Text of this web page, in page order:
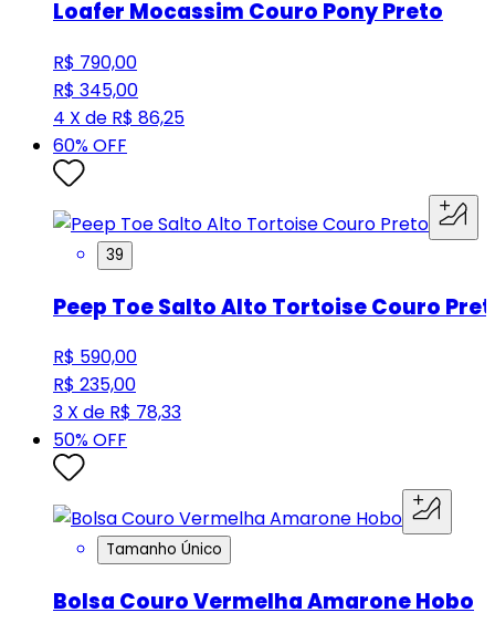
Loafer Mocassim Couro Pony Preto
R$ 790,00
R$ 345,00
4 X de R$ 86,25
60% OFF
39
Peep Toe Salto Alto Tortoise Couro
R$ 590,00
R$ 235,00
3 X de R$ 78,33
50% OFF
Tamanho Único
Bolsa Couro Vermelha Amarone Hobo